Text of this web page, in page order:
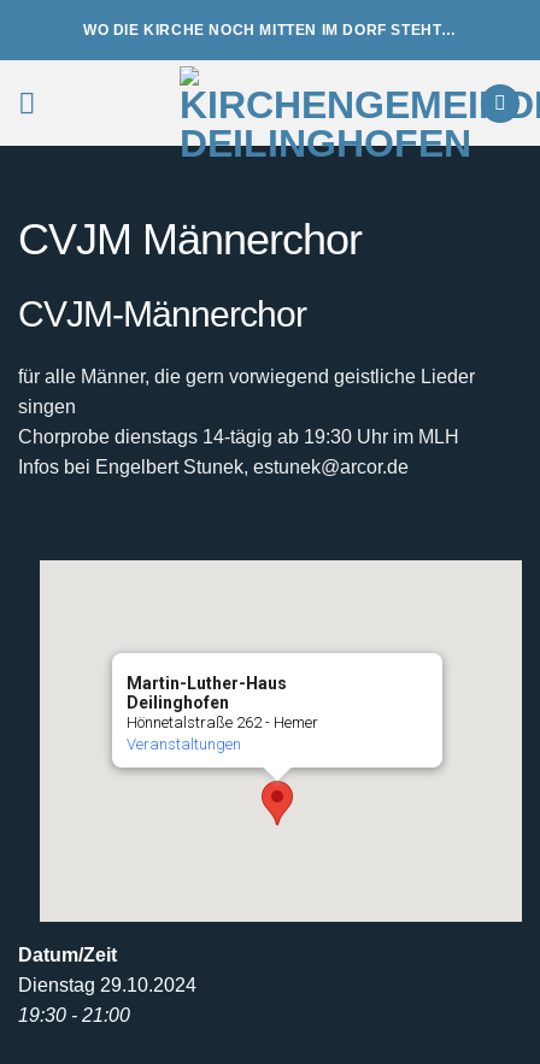
WO DIE KIRCHE NOCH MITTEN IM DORF STEHT…
CVJM Männerchor
CVJM-Männerchor
für alle Männer, die gern vorwiegend geistliche Lieder
singen
Chorprobe dienstags 14-tägig ab 19:30 Uhr im MLH
Infos bei Engelbert Stunek, estunek@arcor.de
Martin-Luther-Haus
Deilinghofen
Hönnetalstraße 262 - Hemer
Veranstaltungen
Datum/Zeit
Dienstag 29.10.2024
19:30 - 21:00